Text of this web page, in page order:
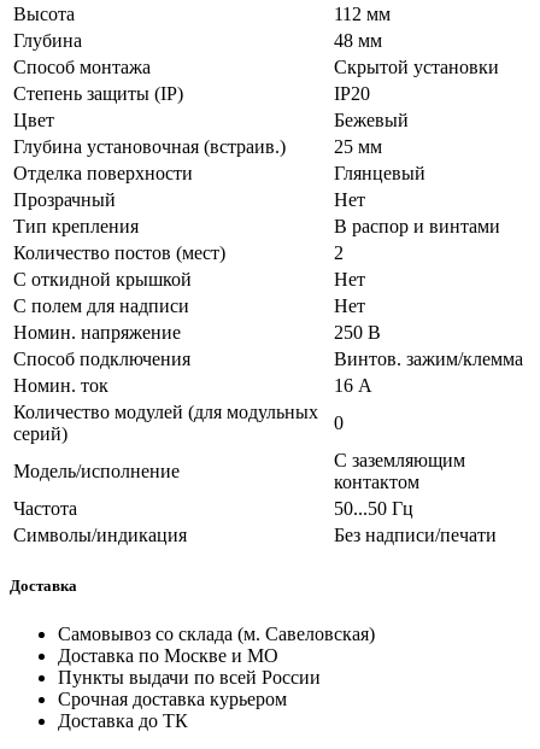
Высота
112 мм
Глубина
48 мм
Способ монтажа
Скрытой установки
Степень защиты (IP)
IP20
Цвет
Бежевый
Глубина установочная (встраив.)
25 мм
Отделка поверхности
Глянцевый
Прозрачный
Нет
Тип крепления
В распор и винтами
Количество постов (мест)
2
С откидной крышкой
Нет
С полем для надписи
Нет
Номин. напряжение
250 В
Способ подключения
Винтов. зажим/клемма
Номин. ток
16 А
Количество модулей (для модульных
серий)
0
Модель/исполнение
С заземляющим
контактом
Частота
50...50 Гц
Символы/индикация
Без надписи/печати
Доставка
Самовывоз со склада (м. Савеловская)
Доставка по Москве и МО
Пункты выдачи по всей России
Срочная доставка курьером
Доставка до ТК